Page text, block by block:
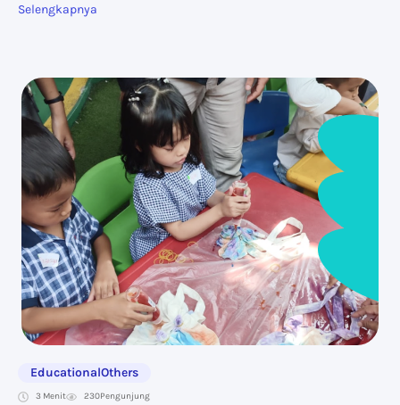
Selengkapnya
EducationalOthers
3 Menit 230Pengunjung